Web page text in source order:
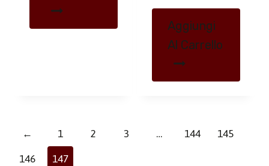
Aggiungi
Al Carrello
← 1 2 3 … 144 145
146 147